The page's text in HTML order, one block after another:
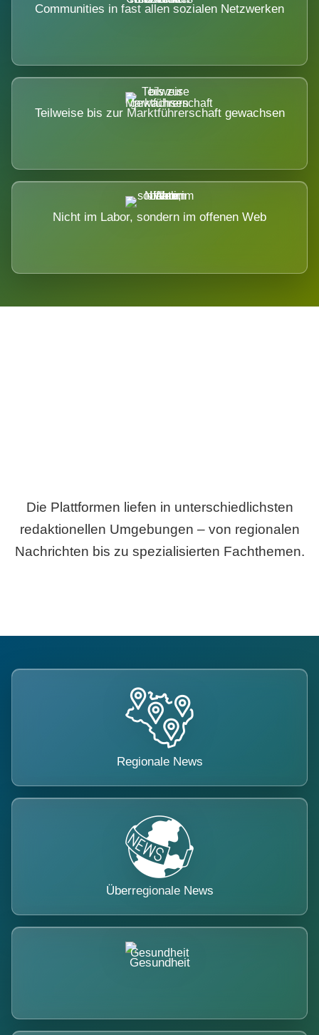
Communities in fast allen sozialen Netzwerken
Teilweise bis zur Marktführerschaft gewachsen
Nicht im Labor, sondern im offenen Web
Die Plattformen liefen in unterschiedlichsten
redaktionellen Umgebungen – von regionalen
Nachrichten bis zu spezialisierten Fachthemen.
Regionale News
Überregionale News
Gesundheit